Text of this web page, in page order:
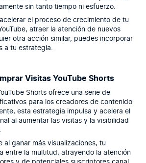
sin tanto tiempo ni esfuerzo.
el proceso de crecimiento de tu
atraer la atención de nuevos
otra acción similar, puedes incorporar
a tu estrategia.
Visitas YouTube Shorts
Shorts ofrece una serie de
para los creadores de contenido
esta estrategia impulsa y acelera el
al aumentar las visitas y la visibilidad
al ganar más visualizaciones, tu
entre la multitud, atrayendo la atención